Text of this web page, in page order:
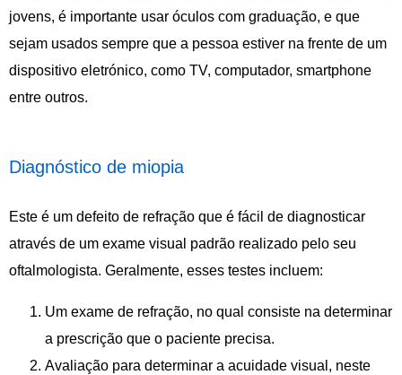
jovens, é importante usar óculos com graduação, e que
sejam usados sempre que a pessoa estiver na frente de um
dispositivo eletrónico, como TV, computador, smartphone
entre outros.
Diagnóstico de miopia
Este é um defeito de refração que é fácil de diagnosticar
através de um exame visual padrão realizado pelo seu
oftalmologista. Geralmente, esses testes incluem:
Um exame de refração, no qual consiste na determinar
a prescrição que o paciente precisa.
Avaliação para determinar a acuidade visual, neste